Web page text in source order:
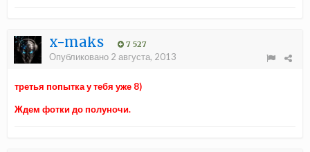
x-maks 7 527
Опубликовано 2 августа, 2013
третья попытка у тебя уже 8)
Ждем фотки до полуночи.